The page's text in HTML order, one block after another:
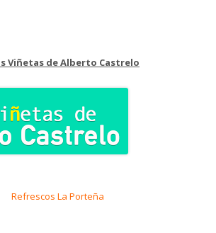
Viñetas de Alberto Castrelo
Refrescos La Porteña